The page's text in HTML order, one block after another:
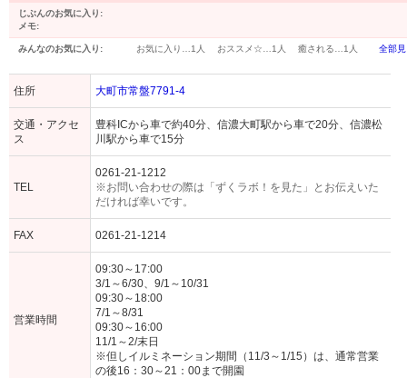
じぶんのお気に入り:
メモ:
みんなのお気に入り: お気に入り… 1人 おススメ☆… 1人 癒される… 1人 全部
住所 大町市常盤7791-4
交通・アクセ
ス
豊科ICから車で約40分、信濃大町駅から車で20分、信濃松
川駅から車で15分
TEL
0261-21-1212
※お問い合わせの際は「ずくラボ！を見た」とお伝えいた
だければ幸いです。
FAX 0261-21-1214
営業時間
09:30～17:00
3/1～6/30、9/1～10/31
09:30～18:00
7/1～8/31
09:30～16:00
11/1～2/末日
※但しイルミネーション期間（11/3～1/15）は、通常営業
の後16：30～21：00まで開園